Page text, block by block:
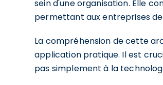
sein d'une organisation. Elle
permettant aux entreprises
La compréhension de cette
application pratique. Il est
pas simplement à la